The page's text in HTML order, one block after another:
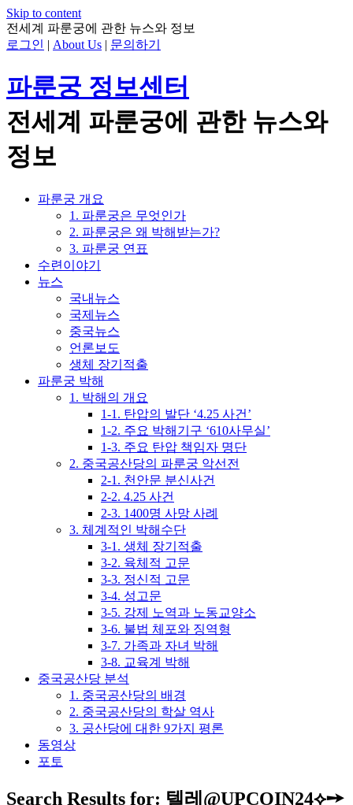
Skip to content
전세계 파룬궁에 관한 뉴스와 정보
로그인 | About Us | 문의하기
파룬궁 정보센터
전세계 파룬궁에 관한 뉴스와
정보
파룬궁 개요
1. 파룬궁은 무엇인가
2. 파룬궁은 왜 박해받는가?
3. 파룬궁 연표
수련이야기
뉴스
국내뉴스
국제뉴스
중국뉴스
언론보도
생체 장기적출
파룬궁 박해
1. 박해의 개요
1-1. 탄압의 발단 ‘4.25 사건’
1-2. 주요 박해기구 ‘610사무실’
1-3. 주요 탄압 책임자 명단
2. 중국공산당의 파룬궁 악선전
2-1. 천안문 분신사건
2-2. 4.25 사건
2-3. 1400명 사망 사례
3. 체계적인 박해수단
3-1. 생체 장기적출
3-2. 육체적 고문
3-3. 정신적 고문
3-4. 성고문
3-5. 강제 노역과 노동교양소
3-6. 불법 체포와 징역형
3-7. 가족과 자녀 박해
3-8. 교육계 박해
중국공산당 분석
1. 중국공산당의 배경
2. 중국공산당의 학살 역사
3. 공산당에 대한 9가지 평론
동영상
포토
Search Results for: 텔레@UPCOIN24⟡➙